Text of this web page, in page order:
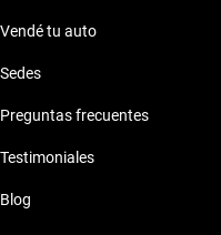
Vendé tu auto
Sedes
Preguntas frecuentes
Testimoniales
Blog